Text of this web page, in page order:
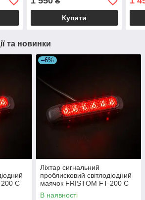
Купити
та новинки
C
–6%
Ліхтар сигнальний
проблисковий світлодіодний
маячок FRISTOM FT-200 C
LED DARK червоний
В наявності